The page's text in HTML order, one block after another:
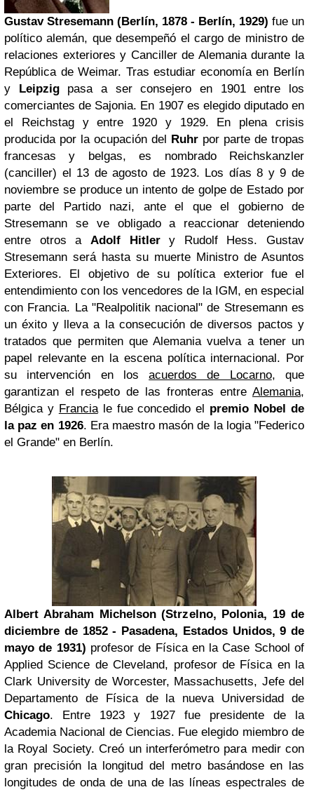
Gustav Stresemann (Berlín, 1878 - Berlín, 1929) fue un
político alemán, que desempeñó el cargo de ministro de
relaciones exteriores y Canciller de Alemania durante la
República de Weimar. Tras estudiar economía en Berlín
y Leipzigpasa a ser consejero en 1901 entre los
comerciantes de Sajonia. En 1907 es elegido diputado en
el Reichstag y entre 1920 y 1929. En plena crisis
producida por la ocupación del Ruhr por parte de tropas
francesas y belgas, es nombrado Reichskanzler
(canciller) el 13 de agosto de 1923. Los días 8 y 9 de
noviembre se produce un intento de golpe de Estado por
parte del Partido nazi, ante el que el gobierno de
Stresemann se ve obligado a reaccionar deteniendo
entre otros a Adolf Hitlery Rudolf Hess. Gustav
Stresemann será hasta su muerte Ministro de Asuntos
Exteriores. El objetivo de su política exterior fue el
entendimiento con los vencedores de la IGM, en especial
con Francia. La "Realpolitik nacional" de Stresemann es
un éxito y lleva a la consecución de diversos pactos y
tratados que permiten que Alemania vuelva a tener un
papel relevante en la escena política internacional. Por
su intervención en losacuerdos de Locarno, que
garantizan el respeto de las fronteras entre Alemania,
Bélgica y Franciale fue concedido el premio Nobel de
la paz en 1926. Era maestro masón de la logia "Federico
el Grande" en Berlín.
Albert Abraham Michelson (Strzelno, Polonia, 19 de
diciembre de 1852 - Pasadena, Estados Unidos, 9 de
mayo de 1931) profesor de Física en la Case School of
Applied Science de Cleveland, profesor de Física en la
Clark University de Worcester, Massachusetts, Jefe del
Departamento de Física de la nueva Universidad de
Chicago. Entre 1923 y 1927 fue presidente de la
Academia Nacional de Ciencias. Fue elegido miembro de
la Royal Society. Creó un interferómetro para medir con
gran precisión la longitud del metro basándose en las
longitudes de onda de una de las líneas espectrales de